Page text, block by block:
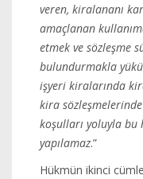
veren, kiralananı
amaçlanan
etmek ve sözleşme
bulundurmakla
işyeri kiralarında
kira
koşulları yoluyla bu
yapılamaz.”
Hükmün ikinci